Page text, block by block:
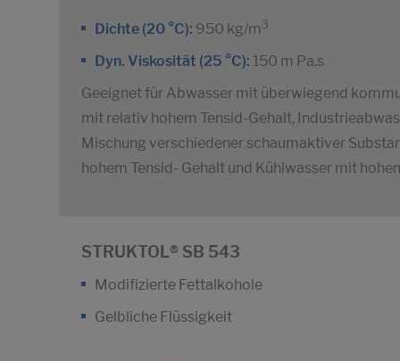
Dichte (20 °C): 950 kg/m 3
Dyn. Viskosität (25 °C): 150 m Pa.s
Geeignet für Abwasser mit überwiegend
mit relativ hohem Tensid-Gehalt,
Mischung verschiedener schaumaktiver
hohem Tensid- Gehalt und Kühlwasser mit
STRUKTOL® SB 543
Modifizierte Fettalkohole
Gelbliche Flüssigkeit